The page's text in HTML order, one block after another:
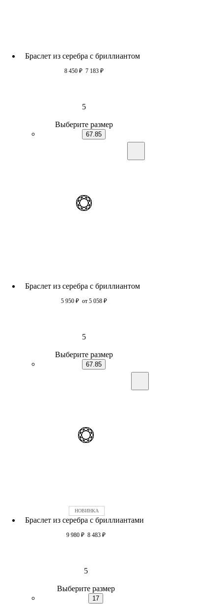
Браслет из серебра с бриллиантом
8 450 ₽ 7 183 ₽
5
Выберите размер
67.85
Браслет из серебра с бриллиантом
5 950 ₽ от 5 058 ₽
5
Выберите размер
67.85
Браслет из серебра c бриллиантами
9 980 ₽ 8 483 ₽
5
Выберите размер
17